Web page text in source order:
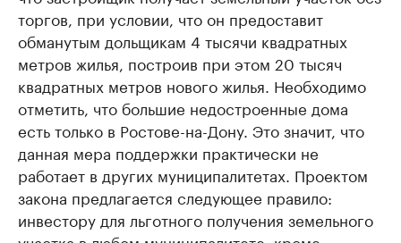
торгов, при условии, что он предоставит
обманутым дольщикам 4 тысячи квадратных
метров жилья, построив при этом 20 тысяч
квадратных метров нового жилья. Необходимо
отметить, что большие недостроенные дома
есть только в Ростове-на-Дону. Это значит, что
данная мера поддержки практически не
работает в других муниципалитетах. Проектом
закона предлагается следующее правило:
инвестору для льготного получения земельного